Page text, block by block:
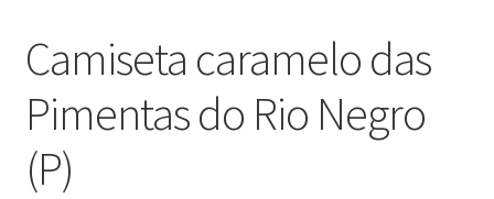
Camiseta caramelo das
Pimentas do Rio Negro
(P)